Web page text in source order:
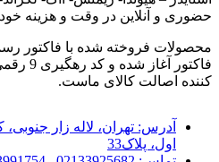
حضوری و آنلاین در وقت و هزینه
محصولات فروخته شده با فاکتور
فاکتور
کننده اصالت کالای ماست.
آدرس: تهران، لاله زار
اول، پلاک33